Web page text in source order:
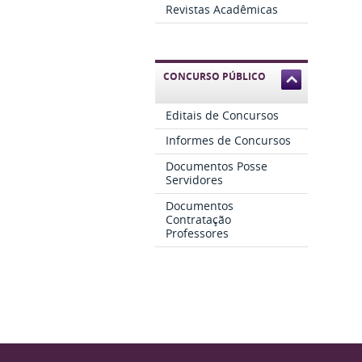
Revistas Acadêmicas
CONCURSO PÚBLICO
Editais de Concursos
Informes de Concursos
Documentos Posse
Servidores
Documentos
Contratação
Professores